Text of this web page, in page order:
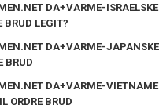
DA+VARME-
BRUD LEGIT?
DA+VARME-
BRUD
DA+VARME-
ORDRE BRUD